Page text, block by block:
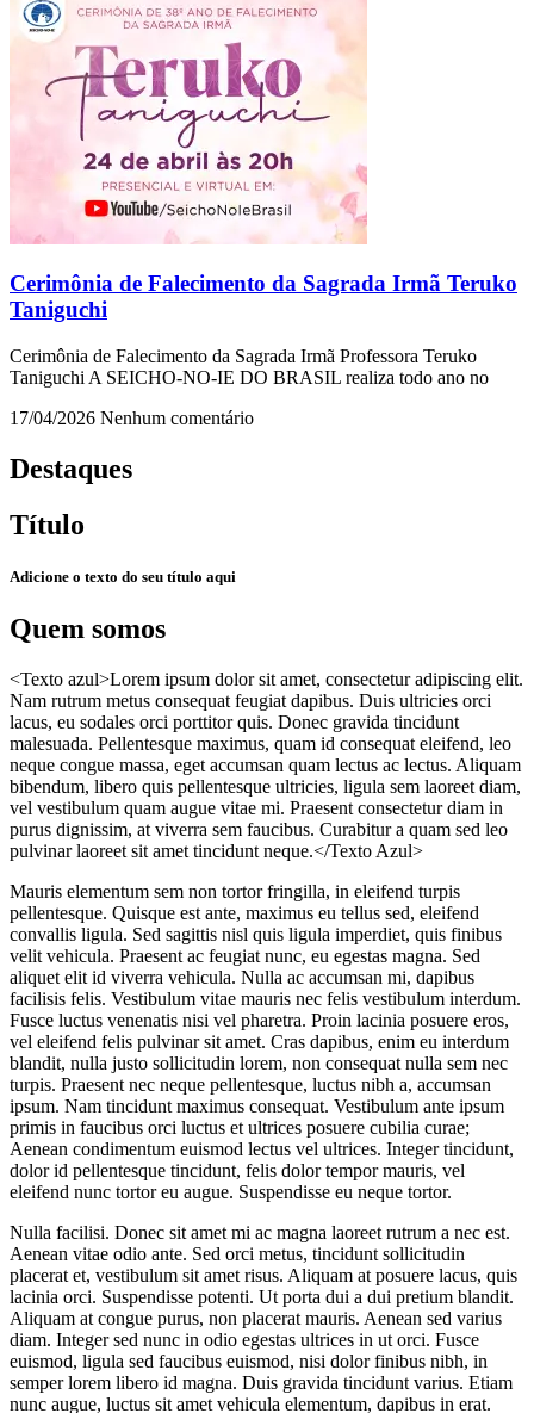
Cerimônia de Falecimento da Sagrada Irmã Teruko
Taniguchi
Cerimônia de Falecimento da Sagrada Irmã Professora Teruko
Taniguchi A SEICHO-NO-IE DO BRASIL realiza todo ano no
17/04/2026 Nenhum comentário
Destaques
Título
Adicione o texto do seu título aqui
Quem somos
<Texto azul>Lorem ipsum dolor sit amet, consectetur adipiscing elit.
Nam rutrum metus consequat feugiat dapibus. Duis ultricies orci
lacus, eu sodales orci porttitor quis. Donec gravida tincidunt
malesuada. Pellentesque maximus, quam id consequat eleifend, leo
neque congue massa, eget accumsan quam lectus ac lectus. Aliquam
bibendum, libero quis pellentesque ultricies, ligula sem laoreet diam,
vel vestibulum quam augue vitae mi. Praesent consectetur diam in
purus dignissim, at viverra sem faucibus. Curabitur a quam sed leo
pulvinar laoreet sit amet tincidunt neque.</Texto Azul>
Mauris elementum sem non tortor fringilla, in eleifend turpis
pellentesque. Quisque est ante, maximus eu tellus sed, eleifend
convallis ligula. Sed sagittis nisl quis ligula imperdiet, quis finibus
velit vehicula. Praesent ac feugiat nunc, eu egestas magna. Sed
aliquet elit id viverra vehicula. Nulla ac accumsan mi, dapibus
facilisis felis. Vestibulum vitae mauris nec felis vestibulum interdum.
Fusce luctus venenatis nisi vel pharetra. Proin lacinia posuere eros,
vel eleifend felis pulvinar sit amet. Cras dapibus, enim eu interdum
blandit, nulla justo sollicitudin lorem, non consequat nulla sem nec
turpis. Praesent nec neque pellentesque, luctus nibh a, accumsan
ipsum. Nam tincidunt maximus consequat. Vestibulum ante ipsum
primis in faucibus orci luctus et ultrices posuere cubilia curae;
Aenean condimentum euismod lectus vel ultrices. Integer tincidunt,
dolor id pellentesque tincidunt, felis dolor tempor mauris, vel
eleifend nunc tortor eu augue. Suspendisse eu neque tortor.
Nulla facilisi. Donec sit amet mi ac magna laoreet rutrum a nec est.
Aenean vitae odio ante. Sed orci metus, tincidunt sollicitudin
placerat et, vestibulum sit amet risus. Aliquam at posuere lacus, quis
lacinia orci. Suspendisse potenti. Ut porta dui a dui pretium blandit.
Aliquam at congue purus, non placerat mauris. Aenean sed varius
diam. Integer sed nunc in odio egestas ultrices in ut orci. Fusce
euismod, ligula sed faucibus euismod, nisi dolor finibus nibh, in
semper lorem libero id magna. Duis gravida tincidunt varius. Etiam
nunc augue, luctus sit amet vehicula elementum, dapibus in erat.